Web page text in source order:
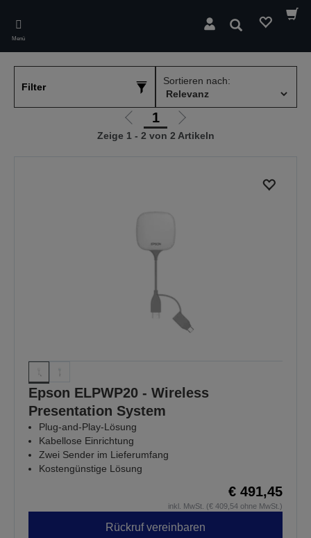
main
content
Menü
Suchen
Filter
Sortieren nach:
Zur
vorherigen
1
Zur
nächsten
Zeige 1 - 2 von 2 Artikeln
Epson ELPWP20 - Wireless
Presentation System
Plug-and-Play-Lösung
Kabellose Einrichtung
Zwei Sender im Lieferumfang
Kostengünstige Lösung
€ 491,45
inkl. MwSt. (€ 409,54 ohne MwSt.)
Rückruf vereinbaren